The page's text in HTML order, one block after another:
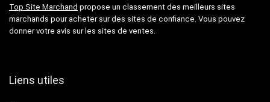
Top Site Marchand propose un classement des meilleurs sites
marchands pour acheter sur des sites de confiance. Vous pouvez
donner votre avis sur les sites de ventes.
Liens utiles